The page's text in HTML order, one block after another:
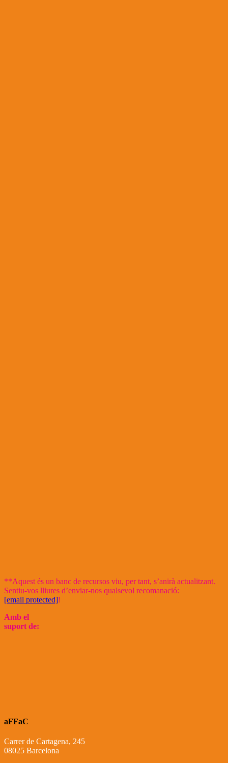
**Aquest és un banc de recursos viu, per tant, s’anirà actualitzant.
Sentiu-vos lliures d’enviar-nos qualsevol recomanació:
[email protected]!
Amb el
suport de:
aFFaC
Carrer de Cartagena, 245
08025 Barcelona